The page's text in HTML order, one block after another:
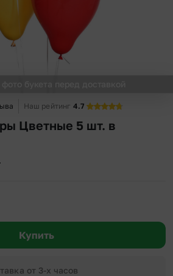
Наш рейтинг 4.7
Цветные 5 шт. в
Купить
от 3-х часов